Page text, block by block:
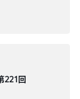
221回